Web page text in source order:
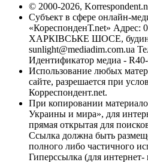
© 2000-2026,
Субъект в сфере онлайн-
«КореспонденТ.net» Адрес:
ХАРКІВСЬКЕ ШОСЕ,
sunlight@mediadim.com.ua
Идентификатор медиа -
Использование любых
сайте, разрешается при
Корреспондент.net.
При копировании
Украины и мира», для
прямая открытая для
Ссылка должна быть
полного либо частичного
Гиперссылка (для